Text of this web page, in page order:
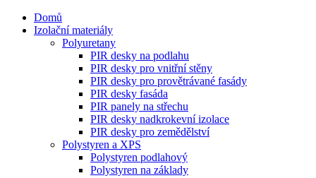
Domů
Izolační materiály
Polyuretany
PIR desky na podlahu
PIR desky pro vnitřní stěny
PIR desky pro provětrávané fasády
PIR desky fasáda
PIR panely na střechu
PIR desky nadkrokevní izolace
PIR desky pro zemědělství
Polystyren a XPS
Polystyren podlahový
Polystyren na základy